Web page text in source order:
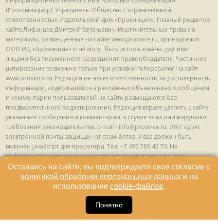
(Роскомнадзор). Учредитель: Общество с ограниченной
ответственностью Издательский дом «Провинция». Главный редактор
сайта Лифанцев Дмитрий Евгеньевич. Исключительные права на
материалы, размещенные на сайте www.province.ru, принадлежат
ООО ИД «Провинция» и не могут быть использованы другими
лицами без письменного разрешения правообладателя. Частичное
цитирование возможно только при условии гиперссылки на сайт
www.province.ru. Редакция не несет ответственности за достоверность
информации, содержащейся в рекламных объявлениях. Сообщения
и комментарии пользователей на сайте размещаются без
предварительного редактирования. Редакция вправе удалить с сайта
указанные сообщения и комментарии, в случае если они нарушают
требования законодательства. E-mail - info@province.ru. Этот адрес
электронной почты защищен от спам-ботов. У вас должен быть
включен JavaScript для просмотра. Tел. +7 495 789 42 70. На
информационном ресурсе применяются рекомендательные
технологии (информационные технологии предоставления
информации на основе сбора, систематизации и анализа сведений,
относящихся к предпочтениям пользователей сети "Интернет",
находящихся на территории Российской Федерации) © ООО ИД
Оставаясь на сайте, вы подтверждаете свое согласие с
политикой обработки персональных данныхи на
использование cookie-файлов.
Понятно